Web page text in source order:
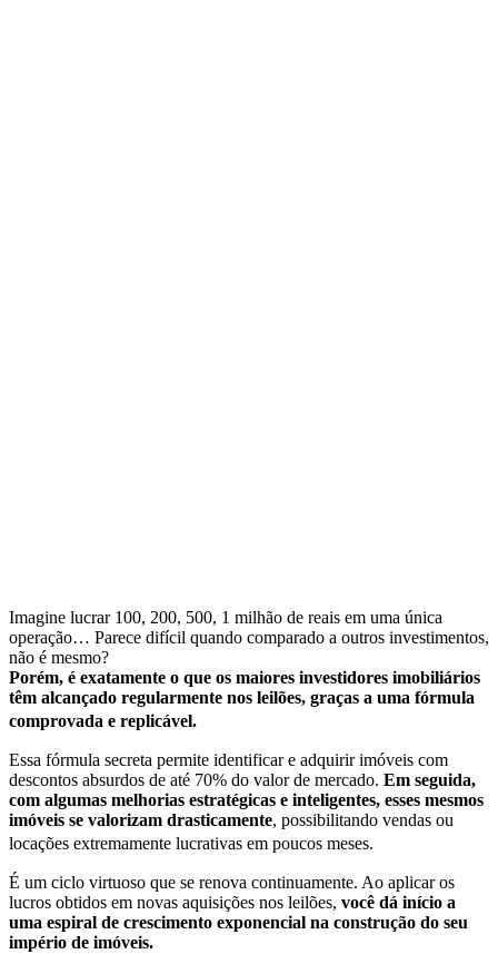
Imagine lucrar 100, 200, 500, 1 milhão de reais em uma única
operação… Parece difícil quando comparado a outros investimentos,
não é mesmo?
Porém, é exatamente o que os maiores investidores imobiliários
têm alcançado regularmente nos leilões, graças a uma fórmula
comprovada e replicável.
Essa fórmula secreta permite identificar e adquirir imóveis com
descontos absurdos de até 70% do valor de mercado. Em seguida,
com algumas melhorias estratégicas e inteligentes, esses mesmos
imóveis se valorizam drasticamente, possibilitando vendas ou
locações extremamente lucrativas em poucos meses.
É um ciclo virtuoso que se renova continuamente. Ao aplicar os
lucros obtidos em novas aquisições nos leilões, você dá início a
uma espiral de crescimento exponencial na construção do seu
império de imóveis.